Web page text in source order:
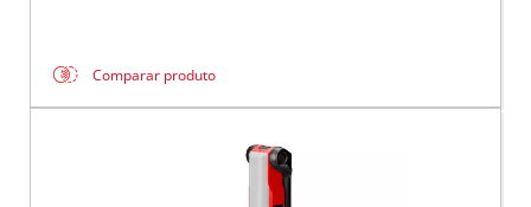
Comparar produto